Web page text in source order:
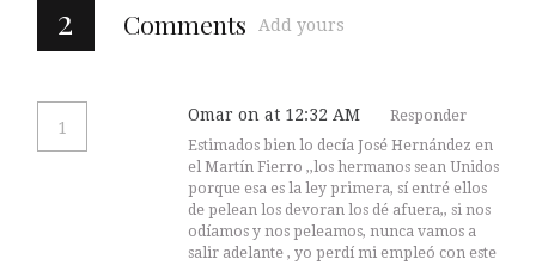
2 Comments Add yours
1
Omar on at 12:32 AM
Responder
Estimados bien lo decía José Hernández en
el Martín Fierro ,,los hermanos sean Unidos
porque esa es la ley primera, sí entré ellos
de pelean los devoran los dé afuera,, si nos
odíamos y nos peleamos, nunca vamos a
salir adelante , yo perdí mi empleó con este